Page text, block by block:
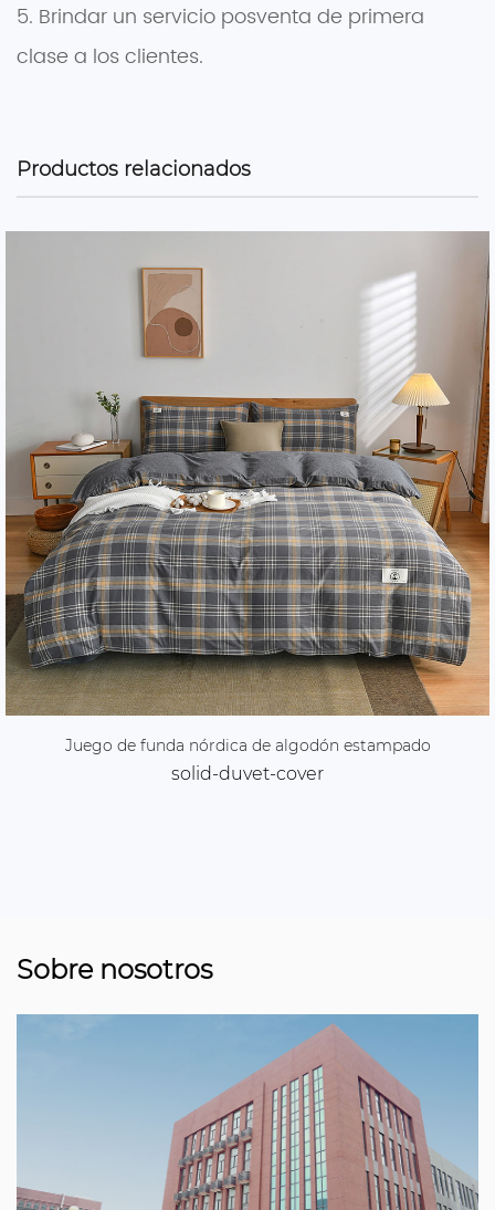
5. Brindar un servicio posventa de primera
clase a los clientes.
Productos relacionados
Juego de funda nórdica de algodón estampado
solid-duvet-cover
Sobre nosotros